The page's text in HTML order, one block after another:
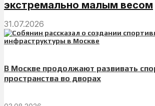
экстремально малым весом
31.07.2026
В Москве продолжают развивать
пространства во дворах